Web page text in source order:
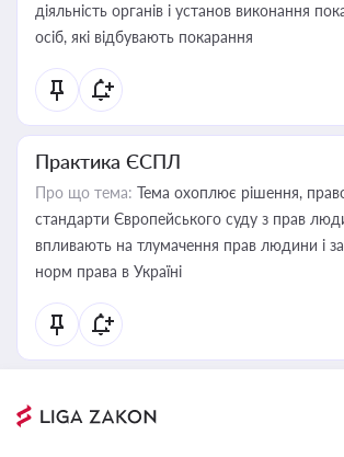
діяльність органів і установ виконання
осіб, які відбувають покарання
Практика ЄСПЛ
Про що тема: Тема охоплює рішення,
стандарти Європейського суду з прав
впливають на тлумачення прав людини і
норм права в Україні